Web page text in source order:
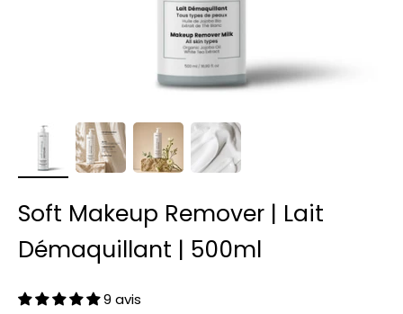
Soft Makeup Remover | Lait
Démaquillant | 500ml
9 avis